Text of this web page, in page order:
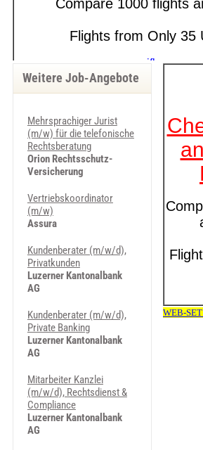
Weitere Job-Angebote
Mehrsprachiger Jurist
(m/w) für die telefonische
Rechtsberatung
Orion Rechtsschutz-
Versicherung
Vertriebskoordinator
(m/w)
Assura
Kundenberater (m/w/d),
Privatkunden
Luzerner Kantonalbank
AG
Kundenberater (m/w/d),
Private Banking
Luzerner Kantonalbank
AG
Mitarbeiter Kanzlei
(m/w/d), Rechtsdienst &
Compliance
Luzerner Kantonalbank
AG